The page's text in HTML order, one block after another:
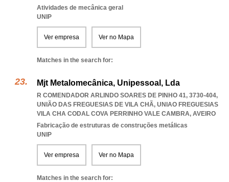
Atividades de mecânica geral
UNIP
Ver empresa Ver no Mapa
Matches in the search for:
Mjt Metalomecânica, Unipessoal, Lda
R COMENDADOR ARLINDO SOARES DE PINHO 41, 3730-404,
UNIÃO DAS FREGUESIAS DE VILA CHÃ, UNIAO FREGUESIAS
VILA CHA CODAL COVA PERRINHO VALE CAMBRA, AVEIRO
Fabricação de estruturas de construções metálicas
UNIP
Ver empresa Ver no Mapa
Matches in the search for: